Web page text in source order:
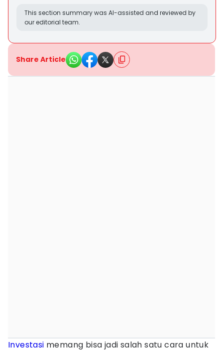
This section summary was AI-assisted and reviewed by
our editorial team.
Share Article
Investasi memang bisa jadi salah satu cara untuk